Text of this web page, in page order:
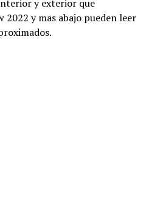
y exterior que
2022 y mas abajo pueden leer